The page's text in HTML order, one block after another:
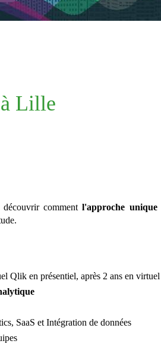
Lille
découvrir commentl'approche
Qlik en présentiel, après 2 ans en
SaaS et Intégration de données